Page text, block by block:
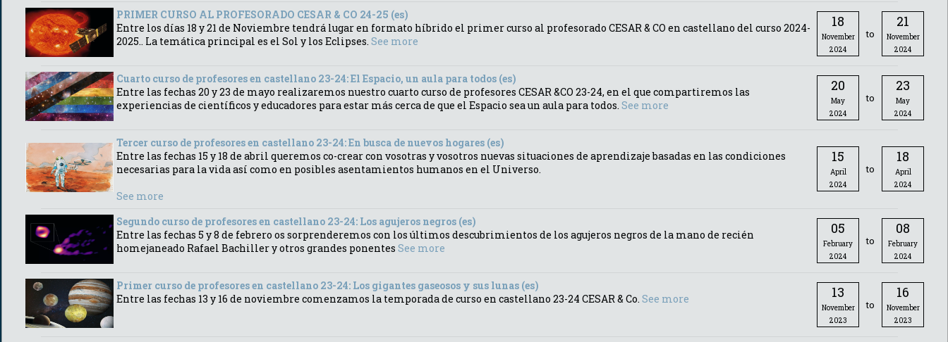
PRIMER CURSO AL PROFESORADO CESAR & CO 24-25 (es)
Entre los días 18 y 21 de Noviembre tendrá lugar en formato híbrido el primer curso al profesorado CESAR & CO en castellano del curso 2024-
2025.. La temática principal es el Sol y los Eclipses. See more
18
November
2024
to
21
November
2024
Cuarto curso de profesores en castellano 23-24: El Espacio, un aula para todos (es)
Entre las fechas 20 y 23 de mayo realizaremos nuestro cuarto curso de profesores CESAR &CO 23-24, en el que compartiremos las
experiencias de científicos y educadores para estar más cerca de que el Espacio sea un aula para todos. See more
20
May
2024
to
23
May
2024
Tercer curso de profesores en castellano 23-24: En busca de nuevos hogares (es)
Entre las fechas 15 y 18 de abril queremos co-crear con vosotras y vosotros nuevas situaciones de aprendizaje basadas en las condiciones
necesarias para la vida así como en posibles asentamientos humanos en el Universo.
See more
15
April
2024
to
18
April
2024
Segundo curso de profesores en castellano 23-24: Los agujeros negros (es)
Entre las fechas 5 y 8 de febrero os sorprenderemos con los últimos descubrimientos de los agujeros negros de la mano de recién
homejaneado Rafael Bachiller y otros grandes ponentes See more
05
February
2024
to
08
February
2024
Primer curso de profesores en castellano 23-24: Los gigantes gaseosos y sus lunas (es)
Entre las fechas 13 y 16 de noviembre comenzamos la temporada de curso en castellano 23-24 CESAR & Co. See more 13
November
2023
to
16
November
2023